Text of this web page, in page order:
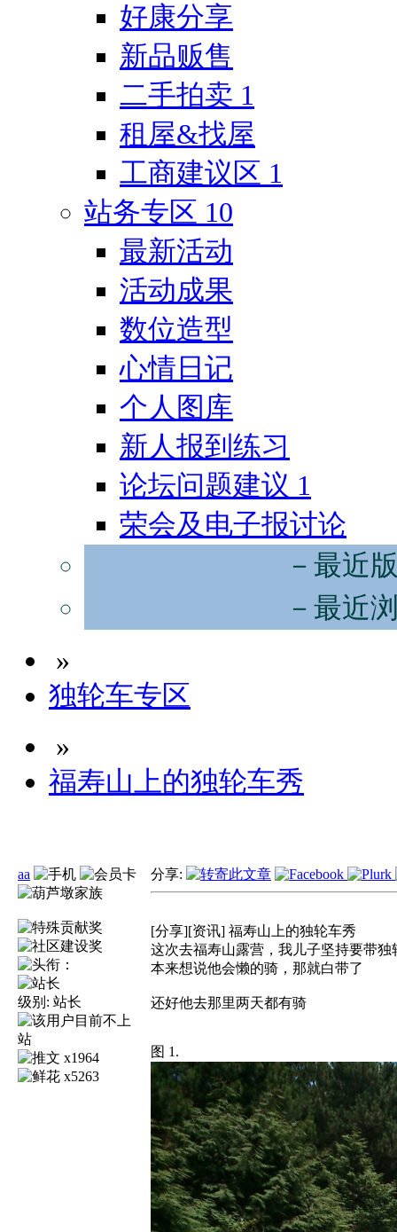
好康分享
新品贩售
二手拍卖 1
租屋&找屋
工商建议区 1
站务专区 10
最新活动
活动成果
数位造型
心情日记
个人图库
新人报到练习
论坛问题建议 1
荣会及电子报讨论
－最近
－最近
»
独轮车专区
»
福寿山上的独轮车秀
aa
级别: 站长
x1964
x5263
分享:
[分享][资讯] 福寿山上的独轮车秀
这次去福寿山露营，我儿子坚持要带独
本来想说他会懒的骑，那就白带了
还好他去那里两天都有骑
图 1.